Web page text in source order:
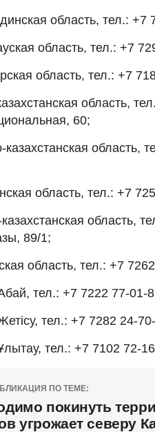
область, тел.:
область, тел.: +7
область, тел.: +7
область,
60;
казахстанская область,
область, тел.: +7
область,
89/1;
область, тел.: +7
тел.: +7 7222 77-01-
тел.: +7 7282 24-
тел.: +7 7102 72-
ПО ТЕМЕ:
покинуть
угрожает северу